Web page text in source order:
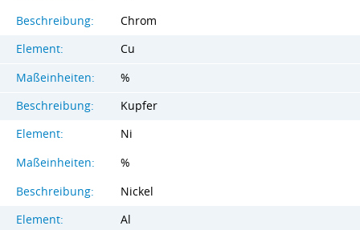
Beschreibung:
Chrom
Element:
Cu
Maßeinheiten:
%
Beschreibung:
Kupfer
Element:
Ni
Maßeinheiten:
%
Beschreibung:
Nickel
Element:
Al